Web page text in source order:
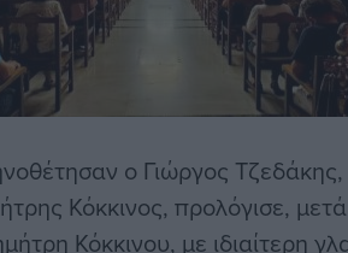
ο Γιώργος
Κόκκινος, προλόγισε,
Κόκκινου, με ιδιαίτερη